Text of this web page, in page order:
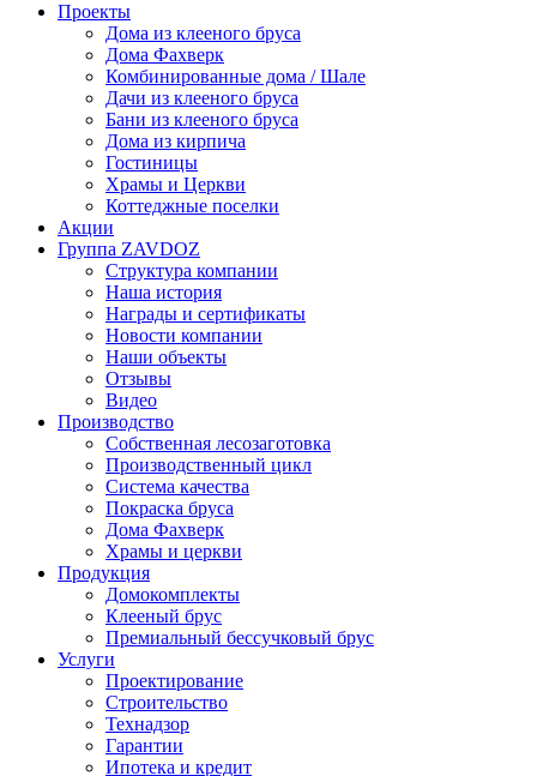
Проекты
Дома из клееного бруса
Дома Фахверк
Комбинированные дома / Шале
Дачи из клееного бруса
Бани из клееного бруса
Дома из кирпича
Гостиницы
Храмы и Церкви
Коттеджные поселки
Акции
Группа ZAVDOZ
Структура компании
Наша история
Награды и сертификаты
Новости компании
Наши объекты
Отзывы
Видео
Производство
Собственная лесозаготовка
Производственный цикл
Система качества
Покраска бруса
Дома Фахверк
Храмы и церкви
Продукция
Домокомплекты
Клееный брус
Премиальный бессучковый брус
Услуги
Проектирование
Строительство
Технадзор
Гарантии
Ипотека и кредит